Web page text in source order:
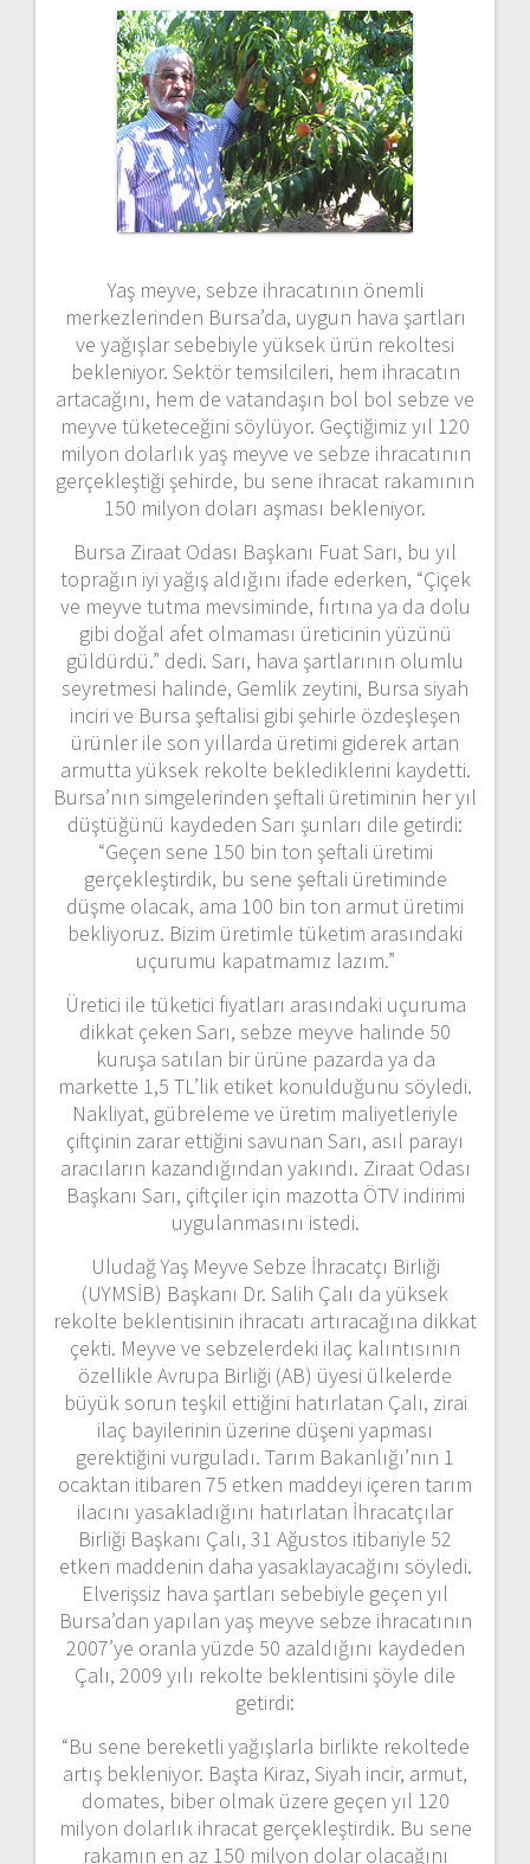
Yaş meyve, sebze ihracatının önemli
merkezlerinden Bursa’da, uygun hava şartları
ve yağışlar sebebiyle yüksek ürün rekoltesi
bekleniyor. Sektör temsilcileri, hem ihracatın
artacağını, hem de vatandaşın bol bol sebze ve
meyve tüketeceğini söylüyor. Geçtiğimiz yıl 120
milyon dolarlık yaş meyve ve sebze ihracatının
gerçekleştiği şehirde, bu sene ihracat rakamının
150 milyon doları aşması bekleniyor.
Bursa Ziraat Odası Başkanı Fuat Sarı, bu yıl
toprağın iyi yağış aldığını ifade ederken, “Çiçek
ve meyve tutma mevsiminde, fırtına ya da dolu
gibi doğal afet olmaması üreticinin yüzünü
güldürdü.” dedi. Sarı, hava şartlarının olumlu
seyretmesi halinde, Gemlik zeytini, Bursa siyah
inciri ve Bursa şeftalisi gibi şehirle özdeşleşen
ürünler ile son yıllarda üretimi giderek artan
armutta yüksek rekolte beklediklerini kaydetti.
Bursa’nın simgelerinden şeftali üretiminin her yıl
düştüğünü kaydeden Sarı şunları dile getirdi:
“Geçen sene 150 bin ton şeftali üretimi
gerçekleştirdik, bu sene şeftali üretiminde
düşme olacak, ama 100 bin ton armut üretimi
bekliyoruz. Bizim üretimle tüketim arasındaki
uçurumu kapatmamız lazım.”
Üretici ile tüketici fiyatları arasındaki uçuruma
dikkat çeken Sarı, sebze meyve halinde 50
kuruşa satılan bir ürüne pazarda ya da
markette 1,5 TL’lik etiket konulduğunu söyledi.
Nakliyat, gübreleme ve üretim maliyetleriyle
çiftçinin zarar ettiğini savunan Sarı, asıl parayı
aracıların kazandığından yakındı. Ziraat Odası
Başkanı Sarı, çiftçiler için mazotta ÖTV indirimi
uygulanmasını istedi.
Uludağ Yaş Meyve Sebze İhracatçı Birliği
(UYMSİB) Başkanı Dr. Salih Çalı da yüksek
rekolte beklentisinin ihracatı artıracağına dikkat
çekti. Meyve ve sebzelerdeki ilaç kalıntısının
özellikle Avrupa Birliği (AB) üyesi ülkelerde
büyük sorun teşkil ettiğini hatırlatan Çalı, zirai
ilaç bayilerinin üzerine düşeni yapması
gerektiğini vurguladı. Tarım Bakanlığı’nın 1
ocaktan itibaren 75 etken maddeyi içeren tarım
ilacını yasakladığını hatırlatan İhracatçılar
Birliği Başkanı Çalı, 31 Ağustos itibariyle 52
etken maddenin daha yasaklayacağını söyledi.
Elverişsiz hava şartları sebebiyle geçen yıl
Bursa’dan yapılan yaş meyve sebze ihracatının
2007’ye oranla yüzde 50 azaldığını kaydeden
Çalı, 2009 yılı rekolte beklentisini şöyle dile
getirdi:
“Bu sene bereketli yağışlarla birlikte rekoltede
artış bekleniyor. Başta Kiraz, Siyah incir, armut,
domates, biber olmak üzere geçen yıl 120
milyon dolarlık ihracat gerçekleştirdik. Bu sene
rakamın en az 150 milyon dolar olacağını